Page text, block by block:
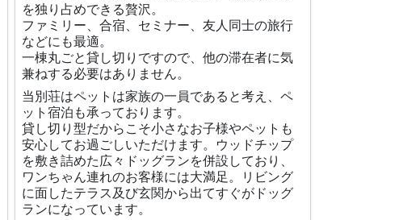
を独り占めできる贅沢。
ファミリー、合宿、セミナー、友人同士の旅行
などにも最適。
一棟丸ごと貸し切りですので、他の滞在者に気
兼ねする必要はありません。
当別荘はペットは家族の一員であると考え、ペ
ット宿泊も承っております。
貸し切り型だからこそ小さなお子様やペットも
安心してお過ごしいただけます。ウッドチップ
を敷き詰めた広々ドッグランを併設しており、
ワンちゃん連れのお客様には大満足。リビング
に面したテラス及び玄関から出てすぐがドッグ
ランになっています。